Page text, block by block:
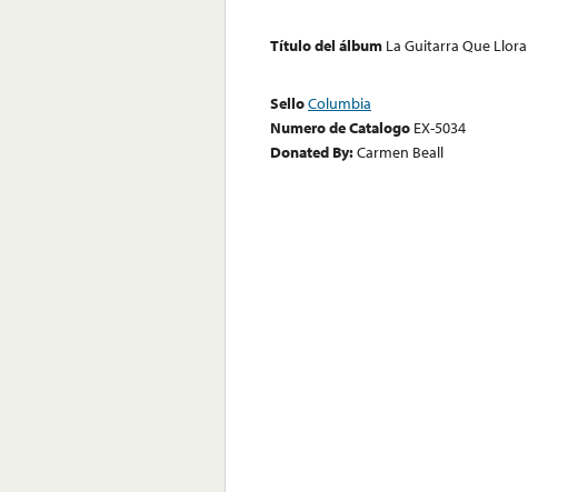
Título del álbum La Guitarra Que Llora
SelloColumbia
Numero de Catalogo EX-5034
Donated By:Carmen Beall